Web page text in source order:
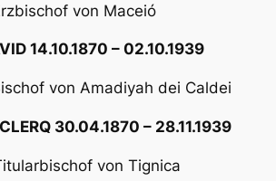
von Maceió
14.10.1870 – 02.10.1939
von Amadiyah dei Caldei
30.04.1870 – 28.11.1939
von Tignica